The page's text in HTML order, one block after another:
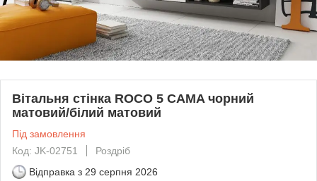
Вітальня стінка ROCO 5 CAMA чорний
матовий/білий матовий
Під замовлення
Код: JK-02751
Роздріб
Відправка з 29 серпня 2026